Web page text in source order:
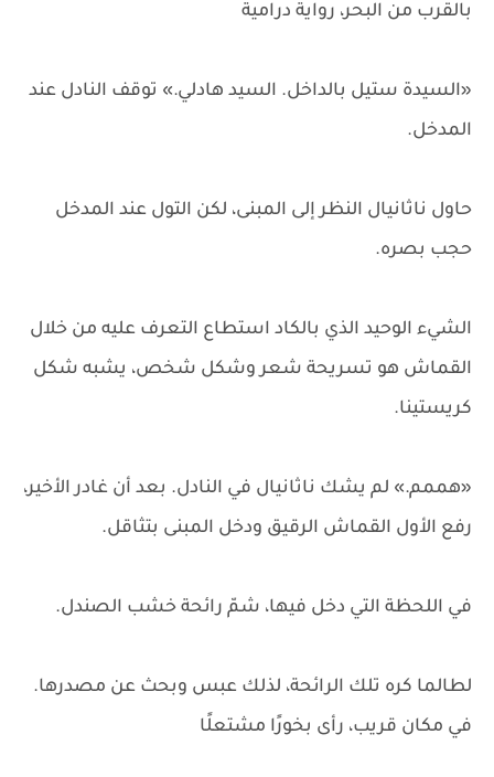
بالقرب من البحر، رواية درامية
«السيدة ستيل بالداخل. السيد هادلي.» توقف النادل عند
المدخل.
حاول ناثانيال النظر إلى المبنى، لكن التول عند المدخل
حجب بصره.
الشيء الوحيد الذي بالكاد استطاع التعرف عليه من خلال
القماش هو تسريحة شعر وشكل شخص، يشبه شكل
كريستينا.
«هممم.» لم يشك ناثانيال في النادل. بعد أن غادر الأخير،
رفع الأول القماش الرقيق ودخل المبنى بتثاقل.
في اللحظة التي دخل فيها، شمّ رائحة خشب الصندل.
لطالما كره تلك الرائحة، لذلك عبس وبحث عن مصدرها.
في مكان قريب، رأى بخورًا مشتعلًا